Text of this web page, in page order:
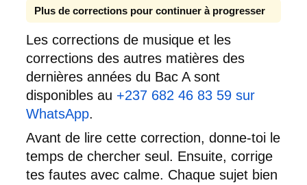
Plus de corrections pour continuer à progresser
Les corrections de musique et les
corrections des autres matières des
dernières années du Bac A sont
disponibles au +237 682 46 83 59 sur
WhatsApp.
Avant de lire cette correction, donne-toi le
temps de chercher seul. Ensuite, corrige
tes fautes avec calme. Chaque sujet bien